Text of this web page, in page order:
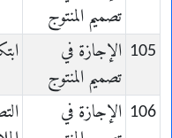
تصميم المنتوج
105 الإجازة في
تصميم المنتوج
106 الإجازة في